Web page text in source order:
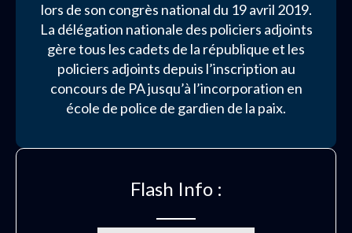
lors de son congrès national du 19 avril 2019.
La délégation nationale des policiers adjoints
gère tous les cadets de la république et les
policiers adjoints depuis l’inscription au
concours de PA jusqu’à l’incorporation en
école de police de gardien de la paix.
Flash Info :